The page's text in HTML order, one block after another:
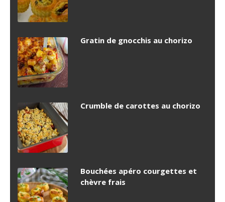
Gratin de gnocchis au chorizo
Crumble de carottes au chorizo
Bouchées apéro courgettes et
chèvre frais